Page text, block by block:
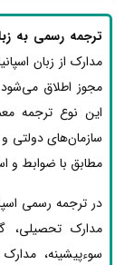
ترجمه رسمی به
مدارک از زبان
مجوز اطلاق
این نوع ترجمه
سازمان‌های دولتی و
مطابق با ضوابط و
در ترجمه رسمی
مدارک تحصیلی،
سوءپیشینه،